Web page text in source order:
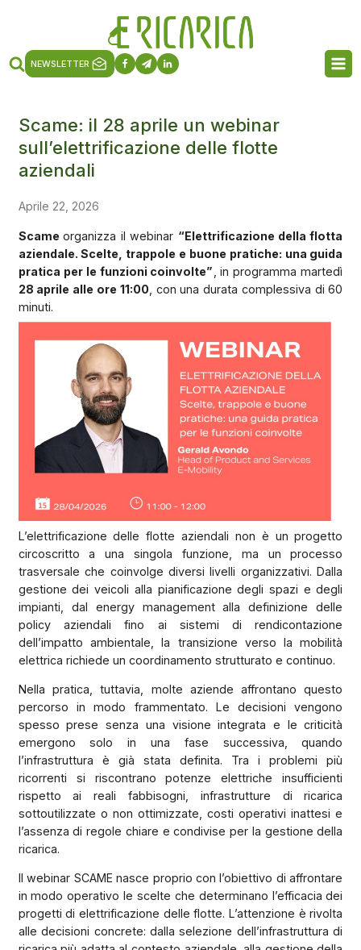
NEWSLETTER
Scame: il 28 aprile un webinar
sull’elettrificazione delle flotte
aziendali
Aprile 22, 2026
Scameorganizza il webinar “Elettrificazione della flotta
aziendale. Scelte, trappole e buone pratiche: una guida
pratica per le funzioni coinvolte” , in programma martedì
28 aprile alle ore 11:00, con una durata complessiva di 60
minuti.
L’elettrificazione delle flotte aziendali non è un progetto
circoscritto a una singola funzione, ma un processo
trasversale che coinvolge diversi livelli organizzativi. Dalla
gestione dei veicoli alla pianificazione degli spazi e degli
impianti, dal energy management alla definizione delle
policy aziendali fino ai sistemi di rendicontazione
dell’impatto ambientale, la transizione verso la mobilità
elettrica richiede un coordinamento strutturato e continuo.
Nella pratica, tuttavia, molte aziende affrontano questo
percorso in modo frammentato. Le decisioni vengono
spesso prese senza una visione integrata e le criticità
emergono solo in una fase successiva, quando
l’infrastruttura è già stata definita. Tra i problemi più
ricorrenti si riscontrano potenze elettriche insufficienti
rispetto ai reali fabbisogni, infrastrutture di ricarica
sottoutilizzate o non ottimizzate, costi operativi inattesi e
l’assenza di regole chiare e condivise per la gestione della
ricarica.
Il webinar SCAME nasce proprio con l’obiettivo di affrontare
in modo operativo le scelte che determinano l’efficacia dei
progetti di elettrificazione delle flotte. L’attenzione è rivolta
alle decisioni concrete: dalla selezione dell’infrastruttura di